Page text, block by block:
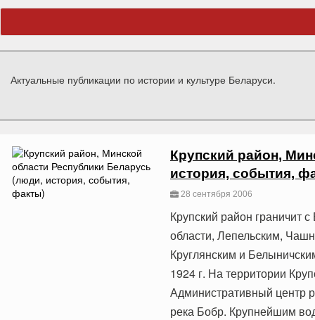
Актуальные публикации по истории и культуре Беларуси.
Крупский район,
история, события,
28 сентября 2006
Крупский район граничит
области, Лепельским,
Круглянским и
1924 г. На территории
Административный центр
река Бобр. Крупнейшим